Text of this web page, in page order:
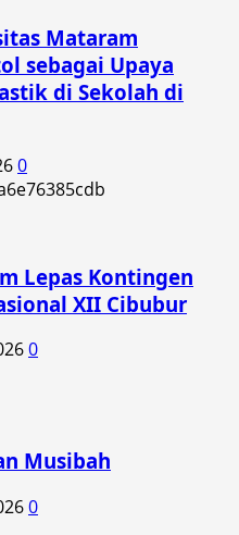
Mataram
sebagai Upaya
di Sekolah di
0
Lepas Kontingen
XII Cibubur
0
Musibah
0